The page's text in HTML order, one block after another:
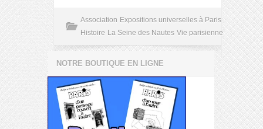
Association Expositions universelles à Paris
Histoire La Seine des Nautes Vie parisienne
NOTRE BOUTIQUE EN LIGNE